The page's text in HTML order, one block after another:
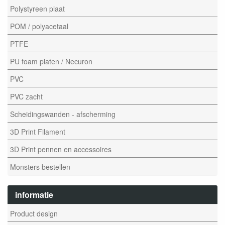
Polystyreen plaat
POM / polyacetaal
PTFE
PU foam platen / Necuron
PVC
PVC zacht
Scheidingswanden - afscherming
3D Print Filament
3D Print pennen en accessoires
Monsters bestellen
informatie
Product design